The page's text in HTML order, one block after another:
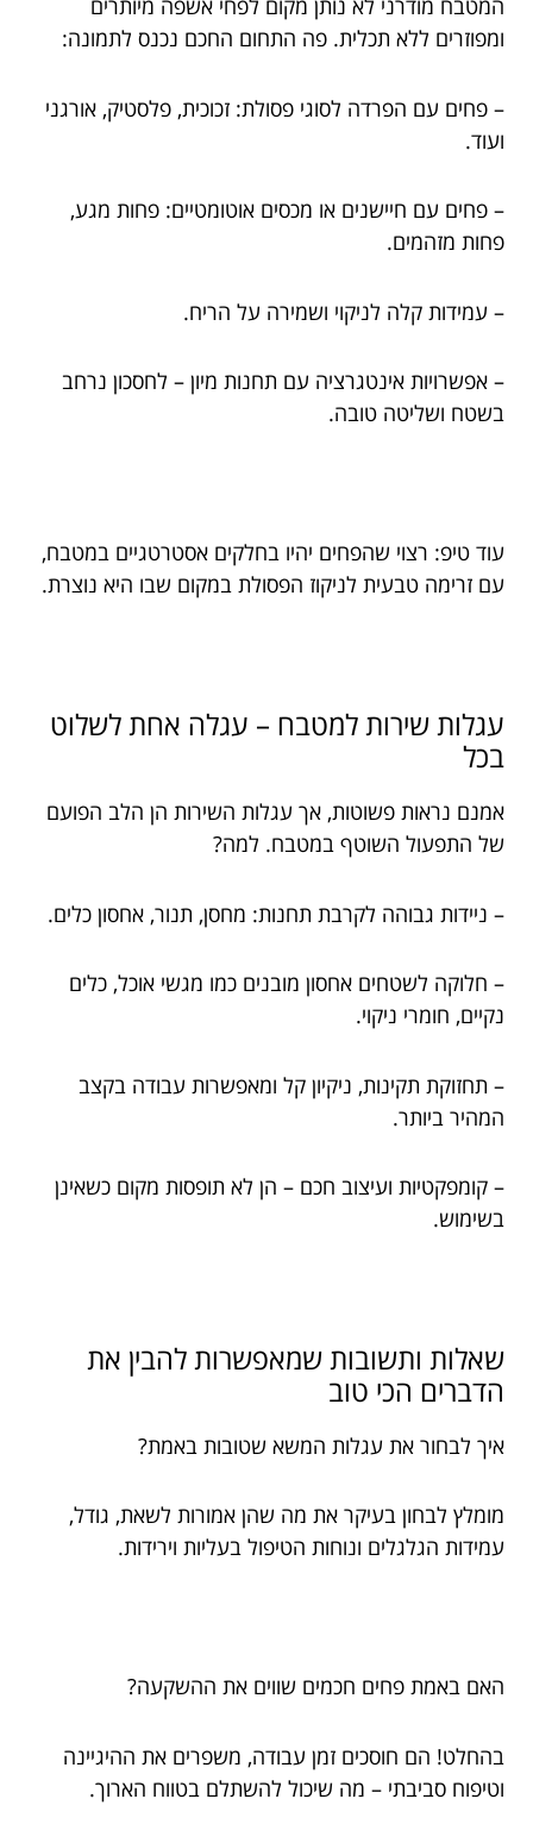
המטבח מודרני לא נותן מקום לפחי אשפה מיותרים
ומפוזרים ללא תכלית. פה התחום החכם נכנס לתמונה:
– פחים עם הפרדה לסוגי פסולת: זכוכית, פלסטיק, אורגני
ועוד.
– פחים עם חיישנים או מכסים אוטומטיים: פחות מגע,
פחות מזהמים.
– עמידות קלה לניקוי ושמירה על הריח.
– אפשרויות אינטגרציה עם תחנות מיון – לחסכון נרחב
בשטח ושליטה טובה.
עוד טיפ: רצוי שהפחים יהיו בחלקים אסטרטגיים במטבח,
עם זרימה טבעית לניקוז הפסולת במקום שבו היא נוצרת.
עגלות שירות למטבח – עגלה אחת לשלוט
בכל
אמנם נראות פשוטות, אך עגלות השירות הן הלב הפועם
של התפעול השוטף במטבח. למה?
– ניידות גבוהה לקרבת תחנות: מחסן, תנור, אחסון כלים.
– חלוקה לשטחים אחסון מובנים כמו מגשי אוכל, כלים
נקיים, חומרי ניקוי.
– תחזוקת תקינות, ניקיון קל ומאפשרות עבודה בקצב
המהיר ביותר.
– קומפקטיות ועיצוב חכם – הן לא תופסות מקום כשאינן
בשימוש.
שאלות ותשובות שמאפשרות להבין את
הדברים הכי טוב
איך לבחור את עגלות המשא שטובות באמת?
מומלץ לבחון בעיקר את מה שהן אמורות לשאת, גודל,
עמידות הגלגלים ונוחות הטיפול בעליות וירידות.
האם באמת פחים חכמים שווים את ההשקעה?
בהחלט! הם חוסכים זמן עבודה, משפרים את ההיגיינה
וטיפוח סביבתי – מה שיכול להשתלם בטווח הארוך.